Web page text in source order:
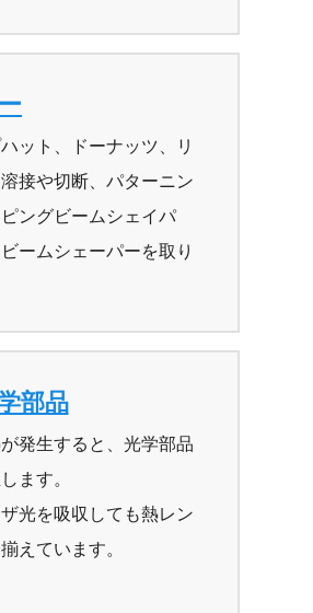
ット、ドーナッツ、リ
接や切断、パターニン
ングビームシェイパ
ームシェーパーを取り
部品
発生すると、光学部品
ます。
光を吸収しても熱レン
えています。